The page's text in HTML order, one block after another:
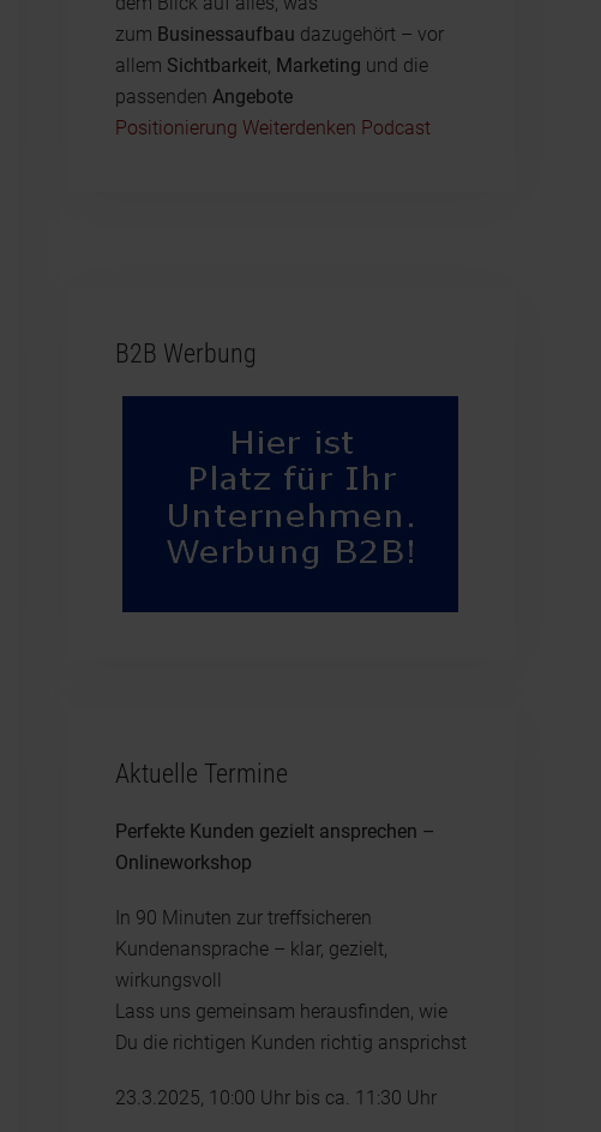
zum Businessaufbau dazugehört – vor
allem Sichtbarkeit, Marketing und die
passenden Angebote
Positionierung Weiterdenken Podcast
B2B Werbung
Aktuelle Termine
Perfekte Kunden gezielt ansprechen –
Onlineworkshop
In 90 Minuten zur treffsicheren
Kundenansprache – klar, gezielt,
wirkungsvoll
Lass uns gemeinsam herausfinden, wie
Du die richtigen Kunden richtig ansprichst
23.3.2025, 10:00 Uhr bis ca. 11:30 Uhr